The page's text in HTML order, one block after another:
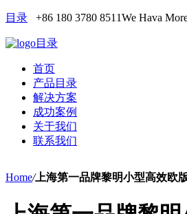
目录 +86 180 3780 8511We Hava
目录
首页
产品目录
解决方案
成功案例
关于我们
联系我们
Home/上海第一品牌黎明小型高效欧